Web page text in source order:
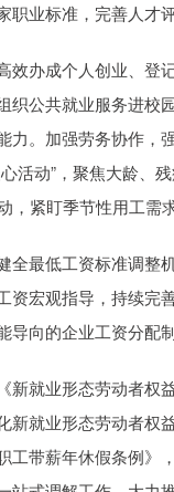
业标准，完善人才
成个人创业、登记
织公共就业服务进校
力。加强劳务协作，
活动”，聚焦大龄、
，紧盯季节性用工需
最低工资标准调整
资宏观指导，持续
向的企业工资分配
就业形态劳动者权
新就业形态劳动者权
工带薪年休假条例